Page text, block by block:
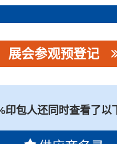
展会参观预登记
印包人还同时查看了以